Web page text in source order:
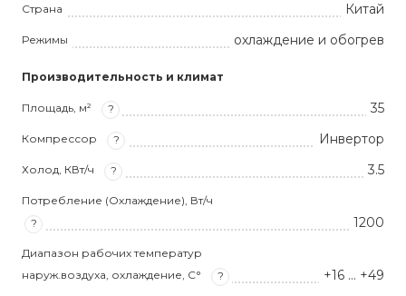
Страна Китай
Режимы охлаждение и обогрев
Производительность и климат
Площадь, м² ? 35
Компрессор ? Инвертор
Холод, КВт/ч ? 3.5
Потребление (Охлаждение), Вт/ч
?
1200
Диапазон рабочих температур
наруж.воздуха, охлаждение, С°
? +16 … +49